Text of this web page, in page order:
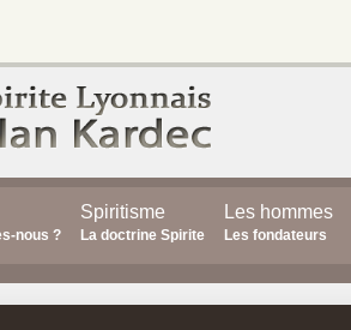
nous ?
Spiritisme
La doctrine Spirite
Les hommes
Les fondateurs